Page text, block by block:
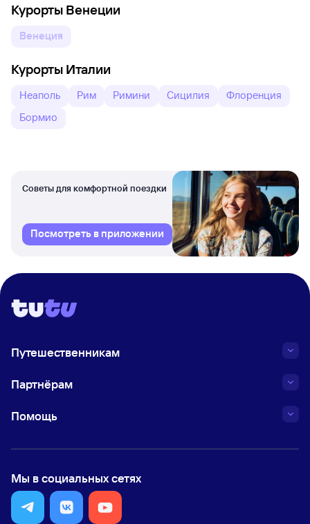
Курорты Венеции
Венеция
Курорты Италии
Неаполь Рим Римини Сицилия
Флоренция
Бормио
Советы для комфортной поездки
Посмотреть в приложении
Путешественникам
Партнёрам
Помощь
Мы в социальных сетях